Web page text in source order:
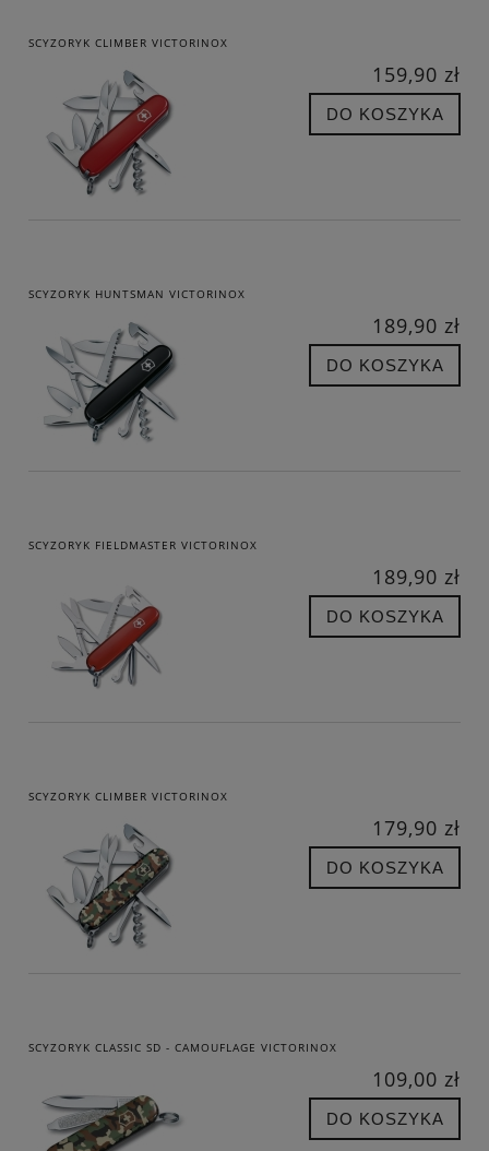
SCYZORYK CLIMBER VICTORINOX
159,90 zł
DO KOSZYKA
SCYZORYK HUNTSMAN VICTORINOX
189,90 zł
DO KOSZYKA
SCYZORYK FIELDMASTER VICTORINOX
189,90 zł
DO KOSZYKA
SCYZORYK CLIMBER VICTORINOX
179,90 zł
DO KOSZYKA
SCYZORYK CLASSIC SD - CAMOUFLAGE VICTORINOX
109,00 zł
DO KOSZYKA